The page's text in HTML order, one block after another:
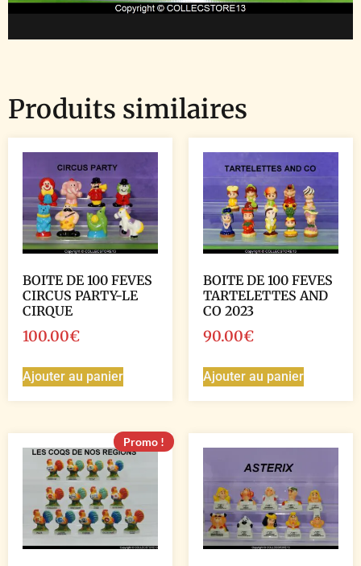
Produits similaires
BOITE DE 100 FEVES
CIRCUS PARTY-LE
CIRQUE
100.00€
Ajouter au panier
BOITE DE 100 FEVES
TARTELETTES AND
CO 2023
90.00€
Ajouter au panier
Promo !